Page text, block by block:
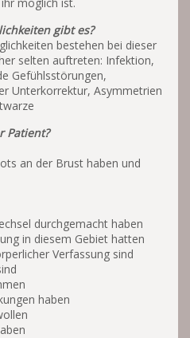
gibt es?
bestehen bei dieser
selten auftreten: Infektion,
Gefühlsstörungen,
Unterkorrektur, Asymmetrien
Patient?
an der Brust haben und
durchgemacht haben
in diesem Gebiet hatten
Verfassung sind
haben